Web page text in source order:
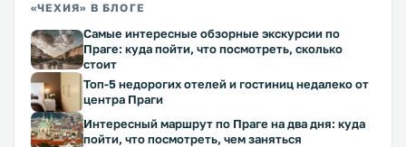
«ЧЕХИЯ» В БЛОГЕ
Самые интересные обзорные экскурсии по
Праге: куда пойти, что посмотреть, сколько
стоит
Топ-5 недорогих отелей и гостиниц недалеко от
центра Праги
Интересный маршрут по Праге на два дня: куда
пойти, что посмотреть, чем заняться